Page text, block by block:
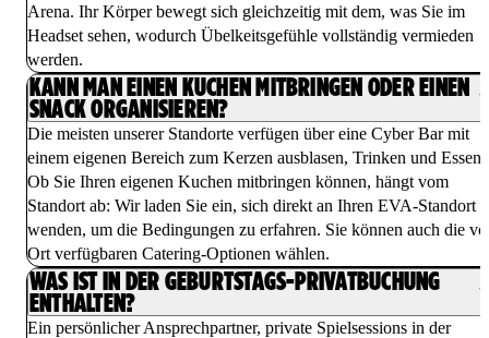
Arena. Ihr Körper bewegt sich gleichzeitig mit dem, was Sie im
Headset sehen, wodurch Übelkeitsgefühle vollständig vermieden
werden.
KANN MAN EINEN KUCHEN MITBRINGEN ODER EINEN
SNACK ORGANISIEREN?
Die meisten unserer Standorte verfügen über eine Cyber Bar mit
einem eigenen Bereich zum Kerzen ausblasen, Trinken und Essen.
Ob Sie Ihren eigenen Kuchen mitbringen können, hängt vom
Standort ab: Wir laden Sie ein, sich direkt an Ihren EVA-Standort
wenden, um die Bedingungen zu erfahren. Sie können auch die
Ort verfügbaren Catering-Optionen wählen.
WAS IST IN DER GEBURTSTAGS-PRIVATBUCHUNG
ENTHALTEN?
Ein persönlicher Ansprechpartner, private Spielsessions in der